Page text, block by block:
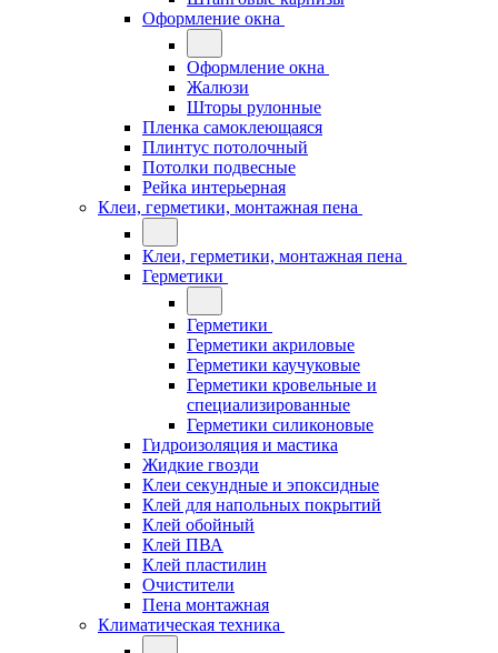
Оформление окна
Оформление окна
Жалюзи
Шторы рулонные
Пленка самоклеющаяся
Плинтус потолочный
Потолки подвесные
Рейка интерьерная
Клеи, герметики, монтажная пена
Клеи, герметики, монтажная пена
Герметики
Герметики
Герметики акриловые
Герметики каучуковые
Герметики кровельные и
специализированные
Герметики силиконовые
Гидроизоляция и мастика
Жидкие гвозди
Клеи секундные и эпоксидные
Клей для напольных покрытий
Клей обойный
Клей ПВА
Клей пластилин
Очистители
Пена монтажная
Климатическая техника